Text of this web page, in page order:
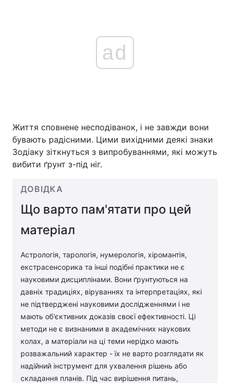
ad
Життя сповнене несподіванок, і не завжди вони
бувають радісними. Цими вихідними деякі знаки
Зодіаку зіткнуться з випробуваннями, які можуть
вибити ґрунт з-під ніг.
ДОВІДКА
Що варто пам'ятати про цей
матеріал
Астрологія, тарологія, нумерологія, хіромантія,
екстрасенсорика та інші подібні практики не є
науковими дисциплінами. Вони ґрунтуються на
давніх традиціях, віруваннях та інтерпретаціях, які
не підтверджені науковими дослідженнями і не
мають об'єктивних доказів своєї ефективності. Ці
методи не є визнаними в академічних наукових
колах, а матеріали на ці теми нерідко мають
розважальний характер - їх не варто розглядати як
надійний інструмент для ухвалення рішень або
складання планів. Під час вирішення питань,